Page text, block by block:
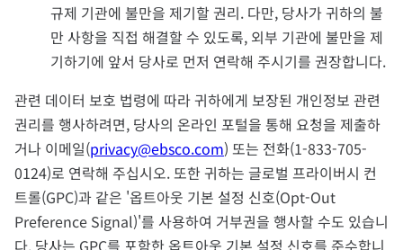
규제 기관에 불만을 제기할 권리. 다만, 당사가 귀하의 불
만 사항을 직접 해결할 수 있도록, 외부 기관에 불만을 제
기하기에 앞서 당사로 먼저 연락해 주시기를 권장합니다.
관련 데이터 보호 법령에 따라 귀하에게 보장된 개인정보 관련
권리를 행사하려면, 당사의 온라인 포털을 통해 요청을 제출하
거나 이메일(privacy@ebsco.com) 또는 전화(1-833-705-
0124)로 연락해 주십시오. 또한 귀하는 글로벌 프라이버시 컨
트롤(GPC)과 같은 '옵트아웃 기본 설정 신호(Opt-Out
Preference Signal)'를 사용하여 거부권을 행사할 수도 있습니
다. 당사는 GPC를 포함한 옵트아웃 기본 설정 신호를 준수합니